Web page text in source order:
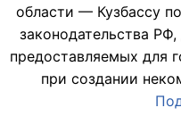
области — Кузбассу
законодательства
предоставляемых для
при создании